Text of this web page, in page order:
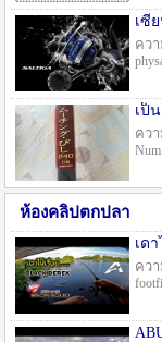
เซี
ควา
เป็
คว
Num
ห้องคลิปตกปลา
เด
คว